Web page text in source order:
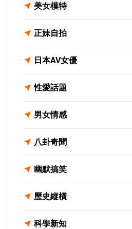
美女模特
正妹自拍
日本AV女優
性愛話題
男女情感
八卦奇聞
幽默搞笑
歷史縱橫
科學新知